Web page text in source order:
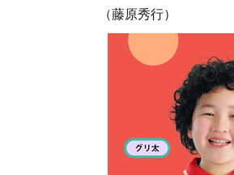
（藤原秀行）